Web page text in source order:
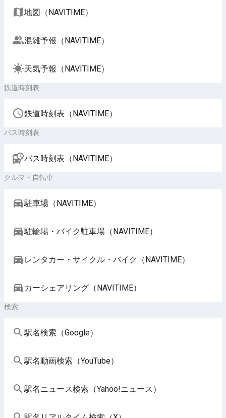
地図（NAVITIME）
混雑予報（NAVITIME）
天気予報（NAVITIME）
鉄道時刻表
鉄道時刻表（NAVITIME）
バス時刻表
バス時刻表（NAVITIME）
クルマ・自転車
駐車場（NAVITIME）
駐輪場・バイク駐車場（NAVITIME）
レンタカー・サイクル・バイク（NAVITIME）
カーシェアリング（NAVITIME）
検索
駅名検索（Google）
駅名動画検索（YouTube）
駅名ニュース検索（Yahoo!ニュース）